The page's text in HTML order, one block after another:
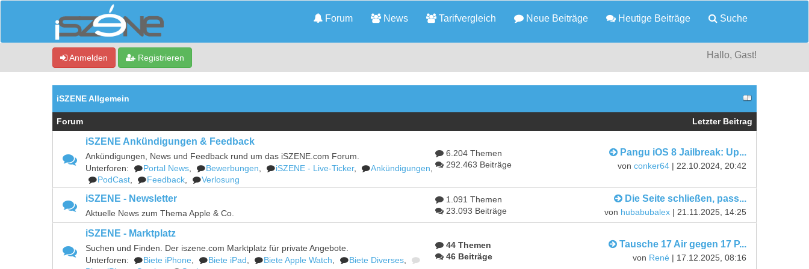
Forum News Tarifvergleich Neue Beiträge Heutige Beiträge Suche
Anmelden Registrieren Hallo, Gast!
iSZENE Allgemein
Forum Letzter Beitrag
iSZENE Ankündigungen & Feedback
Ankündigungen, News und Feedback rund um das iSZENE.com Forum.
Unterforen:
Portal News Bewerbungen iSZENE - Live-Ticker, Ankündigungen
PodCast
Feedback Verlosung
6.204 Themen
292.463 Beiträge
Pangu iOS 8 Jailbreak: Up...
vonconker64 | 22.10.2024, 20:42
iSZENE - Newsletter
Aktuelle News zum Thema Apple & Co.
1.091 Themen
23.093 Beiträge
Die Seite schließen, pass...
von hubabubalex | 21.11.2025, 14:25
iSZENE - Marktplatz
Suchen und Finden. Der iszene.com Marktplatz für private Angebote.
Unterforen:
Biete iPhone Biete iPad Biete Apple Watch Biete Diverses
44 Themen
46 Beiträge
Tausche 17 Air gegen 17 P...
von René | 17.12.2025, 08:16